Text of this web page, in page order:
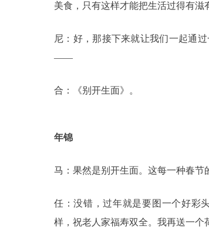
美食，只有这样才能把生活过得有滋
尼：好，那接下来就让我们一起通
——
合：《别开生面》。
年锦
马：果然是别开生面。这每一种春节
任：没错，过年就是要图一个好彩
样，祝老人家福寿双全。我再送一个